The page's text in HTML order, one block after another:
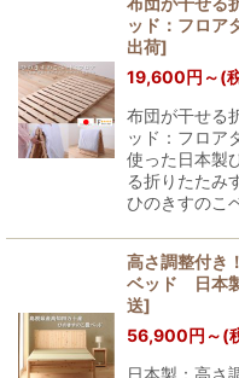
ッド：フロア
出荷]
19,600円 ～(
布団が干せる
ッド：フロア
使った日本製
る折りたたみ
ひのきすのこ
高さ調整付き
ベッド 日本
送]
56,900円 ～(
日本製：高さ